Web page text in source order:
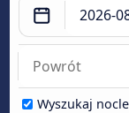
Wyszukaj